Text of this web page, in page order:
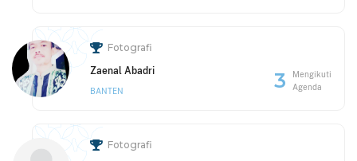
Fotografi
Zaenal Abadri
BANTEN 3
Mengikuti
Agenda
Fotografi